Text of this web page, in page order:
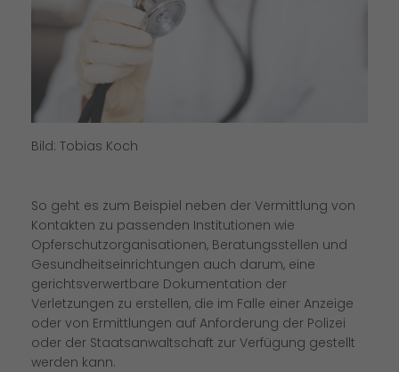
Bild: Tobias Koch
So geht es zum Beispiel neben der Vermittlung von
Kontakten zu passenden Institutionen wie
Opferschutzorganisationen, Beratungsstellen und
Gesundheitseinrichtungen auch darum, eine
gerichtsverwertbare Dokumentation der
Verletzungen zu erstellen, die im Falle einer Anzeige
oder von Ermittlungen auf Anforderung der Polizei
oder der Staatsanwaltschaft zur Verfügung gestellt
werden kann.